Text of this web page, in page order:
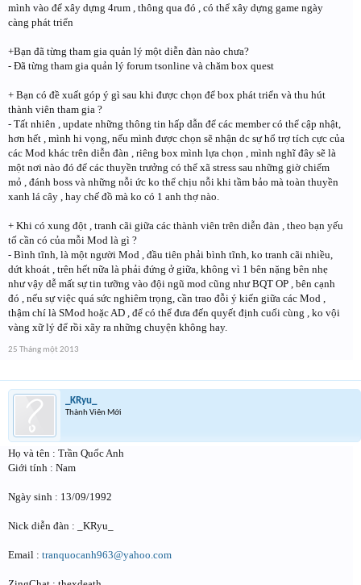
mình vào để xây dựng 4rum , thông qua đó , có thể xây dựng game ngày
càng phát triển
+Bạn đã từng tham gia quản lý một diễn đàn nào chưa?
- Đã từng tham gia quản lý forum tsonline và chăm box quest
+ Bạn có đề xuất góp ý gì sau khi được chọn để box phát triển và thu hút
thành viên tham gia ?
- Tất nhiên , update những thông tin hấp dẫn để các member có thể cập nhật,
hơn hết , mình hi vọng, nếu mình được chọn sẽ nhận dc sự hổ trợ tích cực của
các Mod khác trên diễn đàn , riêng box mình lựa chọn , mình nghĩ đây sẽ là
một nơi nào đó để các thuyền trưởng có thể xã stress sau những giờ chiếm
mỏ , đánh boss và những nỗi ức ko thể chịu nỗi khi tầm bảo mà toàn thuyền
xanh lá cây , hay chế đồ mà ko có 1 anh thợ nào.
+ Khi có xung đột , tranh cãi giữa các thành viên trên diễn đàn , theo bạn yếu
tố cần có của mỗi Mod là gì ?
- Bình tĩnh, là một người Mod , đầu tiên phải bình tĩnh, ko tranh cãi nhiều,
dứt khoát , trên hết nữa là phải đứng ở giữa, không vì 1 bên nặng bên nhẹ
như vậy dễ mất sự tin tưỡng vào đội ngũ mod cũng như BQT OP , bên cạnh
đó , nếu sự việc quá sức nghiêm trọng, cần trao đỗi ý kiến giữa các Mod ,
thậm chí là SMod hoặc AD , để có thể đưa đến quyết định cuối cùng , ko vội
vàng xữ lý để rồi xãy ra những chuyện không hay.
25 Tháng một 2013
_KRyu_
Thành Viên Mới
Họ và tên : Trần Quốc Anh
Giới tính : Nam
Ngày sinh : 13/09/1992
Nick diễn đàn : _KRyu_
Email : tranquocanh963@yahoo.com